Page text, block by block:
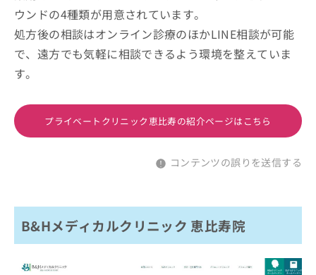
ウンドの4種類が用意されています。
処方後の相談はオンライン診療のほかLINE相談が可能
で、遠方でも気軽に相談できるよう環境を整えていま
す。
プライベートクリニック恵比寿の紹介ページはこちら
コンテンツの誤りを送信する
B&Hメディカルクリニック 恵比寿院